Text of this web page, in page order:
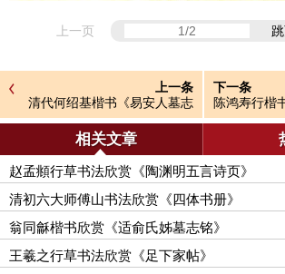
上一页
上一条
清代何绍基楷书《易安人墓志
铭》
下一条
陈鸿寿行楷
墓志铭》
相关文章
赵孟頫行草书法欣赏《陶渊明五言诗页》
清初六大师傅山书法欣赏《四体书册》
翁同龢楷书欣赏《适俞氏姊墓志铭》
王羲之行草书法欣赏《足下家帖》